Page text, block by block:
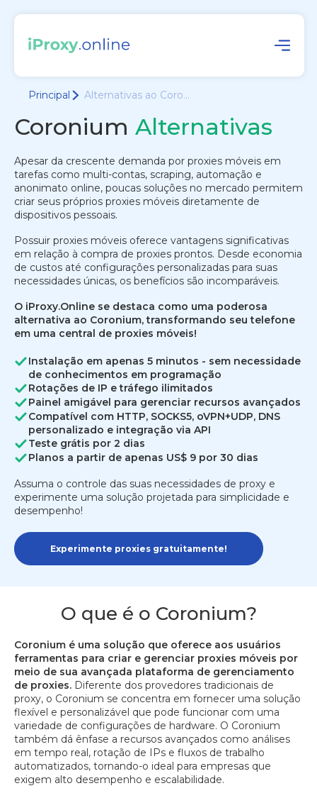
Principal Alternativas ao Coro...
Coronium Alternativas
Apesar da crescente demanda por proxies móveis em
tarefas como multi-contas, scraping, automação e
anonimato online, poucas soluções no mercado permitem
criar seus próprios proxies móveis diretamente de
dispositivos pessoais.
Possuir proxies móveis oferece vantagens significativas
em relação à compra de proxies prontos. Desde economia
de custos até configurações personalizadas para suas
necessidades únicas, os benefícios são incomparáveis.
O iProxy.Online se destaca como uma poderosa
alternativa ao Coronium, transformando seu telefone
em uma central de proxies móveis!
Instalação em apenas 5 minutos - sem necessidade
de conhecimentos em programação
Rotações de IP e tráfego ilimitados
Painel amigável para gerenciar recursos avançados
Compatível com HTTP, SOCKS5, oVPN+UDP, DNS
personalizado e integração via API
Teste grátis por 2 dias
Planos a partir de apenas US$ 9 por 30 dias
Assuma o controle das suas necessidades de proxy e
experimente uma solução projetada para simplicidade e
desempenho!
Experimente proxies gratuitamente!
O que é o Coronium?
Coronium é uma solução que oferece aos usuários
ferramentas para criar e gerenciar proxies móveis por
meio de sua avançada plataforma de gerenciamento
de proxies. Diferente dos provedores tradicionais de
proxy, o Coronium se concentra em fornecer uma solução
flexível e personalizável que pode funcionar com uma
variedade de configurações de hardware. O Coronium
também dá ênfase a recursos avançados como análises
em tempo real, rotação de IPs e fluxos de trabalho
automatizados, tornando-o ideal para empresas que
exigem alto desempenho e escalabilidade.